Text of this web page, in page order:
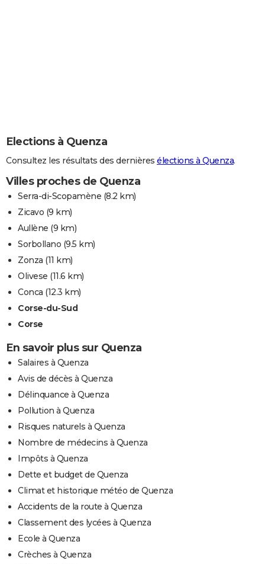
Elections à Quenza
Consultez les résultats des dernières élections à Quenza.
Villes proches de Quenza
Serra-di-Scopamène (8.2 km)
Zicavo (9 km)
Aullène (9 km)
Sorbollano (9.5 km)
Zonza (11 km)
Olivese (11.6 km)
Conca (12.3 km)
Corse-du-Sud
Corse
En savoir plus sur Quenza
Salaires à Quenza
Avis de décès à Quenza
Délinquance à Quenza
Pollution à Quenza
Risques naturels à Quenza
Nombre de médecins à Quenza
Impôts à Quenza
Dette et budget de Quenza
Climat et historique météo de Quenza
Accidents de la route à Quenza
Classement des lycées à Quenza
Ecole à Quenza
Crèches à Quenza